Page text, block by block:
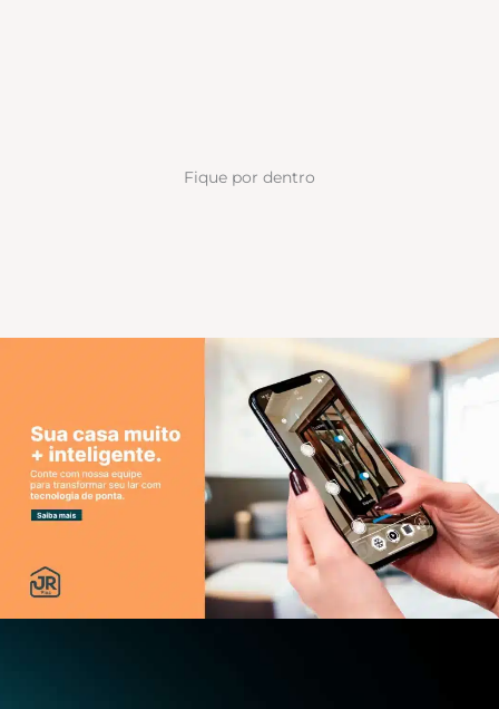
Fique por dentro